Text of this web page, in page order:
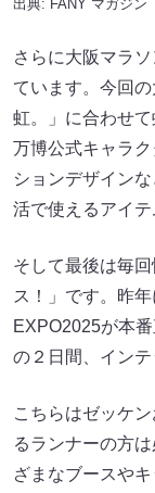
出典: FANY マガジン
さらに大阪マラ
ています。今回
虹。」に合わせ
万博公式キャラ
ションデザイン
活で使えるアイテ
そして最後は毎
ス！」です。昨
EXPO2025が本
の２日間、イン
こちらはゼッケ
るランナーの方
ざまなブースや